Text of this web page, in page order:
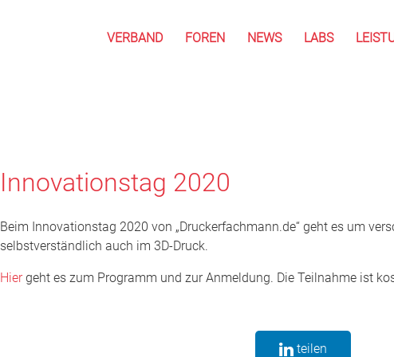
VERBAND FOREN NEWS LABS
Innovationstag 2020
Beim Innovationstag 2020 von „Druckerfachmann.de“ geht es um
selbstverständlich auch im 3D-Druck.
Hiergeht es zum Programm und zur Anmeldung. Die Teilnahme ist
teilen